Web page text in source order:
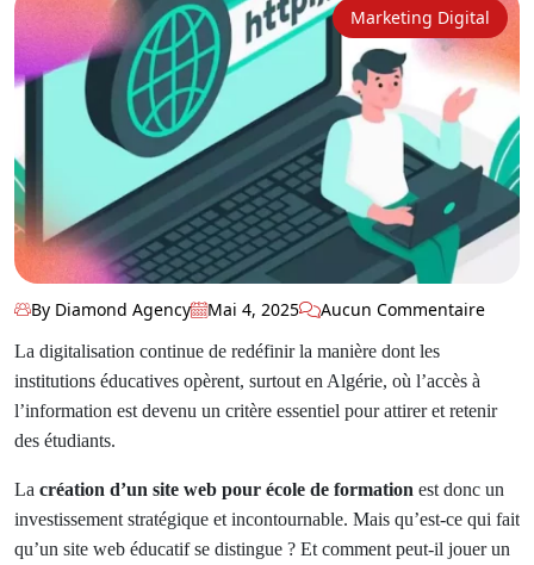
Marketing Digital
By Diamond Agency Mai 4, 2025 Aucun Commentaire
La digitalisation continue de redéfinir la manière dont les
institutions éducatives opèrent, surtout en Algérie, où l’accès à
l’information est devenu un critère essentiel pour attirer et retenir
des étudiants.
La création d’un site web pour école de formation est donc un
investissement stratégique et incontournable. Mais qu’est-ce qui fait
qu’un site web éducatif se distingue ? Et comment peut-il jouer un